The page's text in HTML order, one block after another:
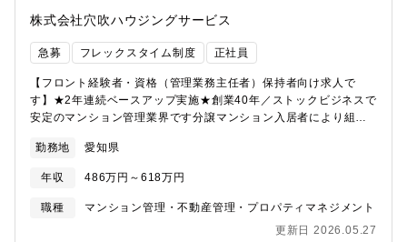
ることはなく、誰かと協力して対応することが多いなので安心し
てください。 接客に慣れている方、人と関わることが好きな方
は楽しく働いてもらえると思います！【職務の特徴】自治体から
の安定感はもちろんのこと、自身の社会的意義を実感できるのも
魅力の1つです。中途入社社員が多数活躍中です！【就業環境】現
在、幅広い年齢層が活躍しています。ビルメンテナンス業界以外
からの転職者がほとんどであるため、「やってみたい」という意
ント】私は前職は販売していたので、自分のように業界未経験の
方や人と関わることが好きな方は楽しく働いてもらえると思いま
す！日々、入居者の方が安心して生活してもらえるよう、その人
株式会社穴吹ハウジングサービス
急募 フレックスタイム制度 正社員
【フロント経験者・資格（管理業務主任者）保持者向け求人で
す】★2年連続ベースアップ実施★創業40年／ストックビジネスで
安定のマンション管理業界です分譲マンション入居者により組織
職ですが、数字よりもお客様との関係性重視の社風。※一人平均
10棟～15棟を担当し、内勤6割、外勤4割程度です。2～3か月で
自分の担当物件を持つことを目標に取り組んでいただきます。
【主任/リーダー候補として、以下のような業務に従事いただきま
年次決算の取りまとめや収支報告に関する資料を作ります。毎月
勤務地 愛知県
年収 486万円～618万円
職種
マンション管理・不動産管理・プロパティマネジメント
更新日 2026.05.27